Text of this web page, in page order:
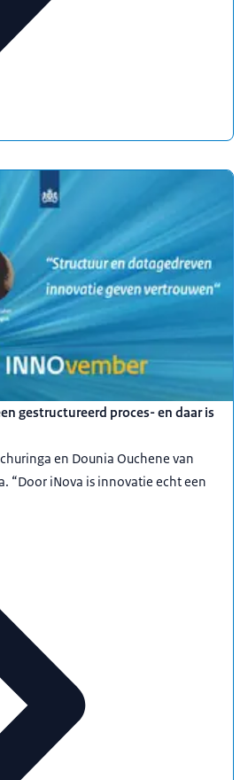
gestructureerd proces- en daar is
en Dounia Ouchene van
“Door iNova is innovatie echt een